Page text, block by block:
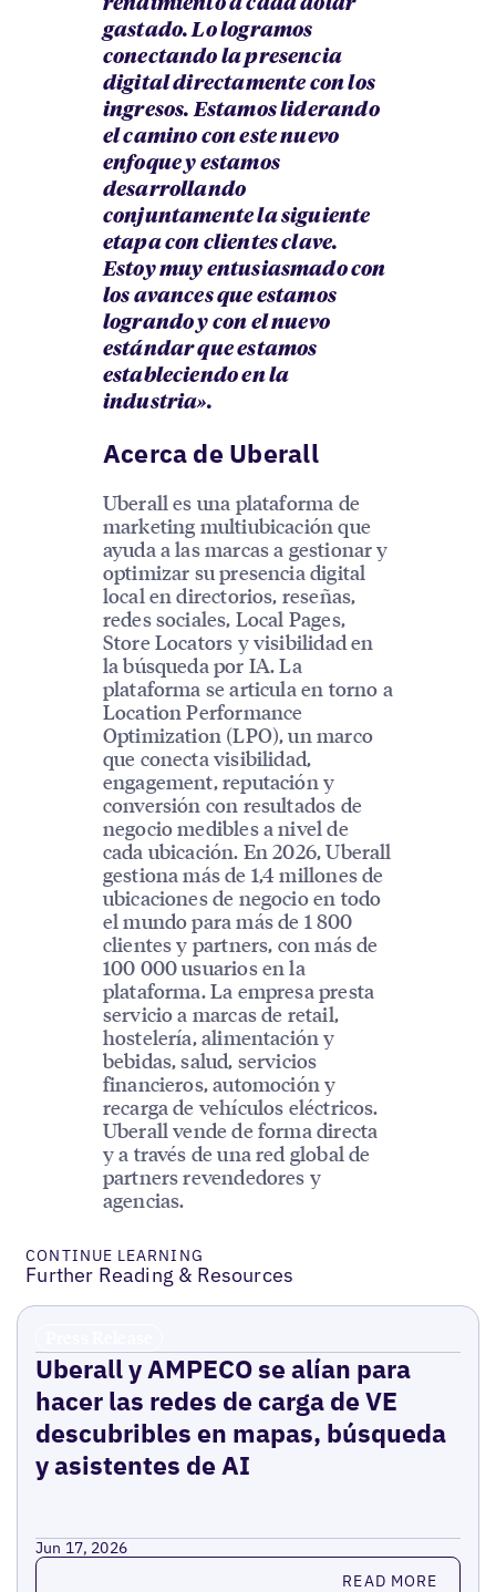
rendimiento a cada dólar
gastado. Lo logramos
conectando la presencia
digital directamente con los
ingresos. Estamos liderando
el camino con este nuevo
enfoque y estamos
desarrollando
conjuntamente la siguiente
etapa con clientes clave.
Estoy muy entusiasmado con
los avances que estamos
logrando y con el nuevo
estándar que estamos
estableciendo en la
industria».
Acerca de Uberall
Uberall es una plataforma de
marketing multiubicación que
ayuda a las marcas a gestionar y
optimizar su presencia digital
local en directorios, reseñas,
redes sociales, Local Pages,
Store Locators y visibilidad en
la búsqueda por IA. La
plataforma se articula en torno a
Location Performance
Optimization (LPO), un marco
que conecta visibilidad,
engagement, reputación y
conversión con resultados de
negocio medibles a nivel de
cada ubicación. En 2026, Uberall
gestiona más de 1,4 millones de
ubicaciones de negocio en todo
el mundo para más de 1 800
clientes y partners, con más de
100 000 usuarios en la
plataforma. La empresa presta
servicio a marcas de retail,
hostelería, alimentación y
bebidas, salud, servicios
financieros, automoción y
recarga de vehículos eléctricos.
Uberall vende de forma directa
y a través de una red global de
partners revendedores y
agencias.
CONTINUE LEARNING
Further Reading & Resources
Uberall y AMPECO se alían para
hacer las redes de carga de VE
descubribles en mapas, búsqueda
y asistentes de AI
Jun 17, 2026
Read more READ MORE